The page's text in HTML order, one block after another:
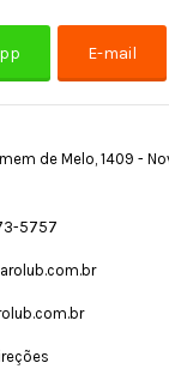
de Melo, 1409 -
5757